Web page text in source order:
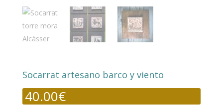
Socarrat artesano barco y viento
40.00€